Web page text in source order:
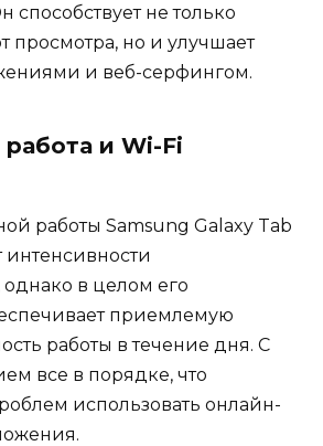
способствует не только
просмотра, но и улучшает
и веб-серфингом.
и Wi-Fi
работы Samsung Galaxy Tab
интенсивности
в целом его
приемлемую
работы в течение дня. С
все в порядке, что
использовать онлайн-